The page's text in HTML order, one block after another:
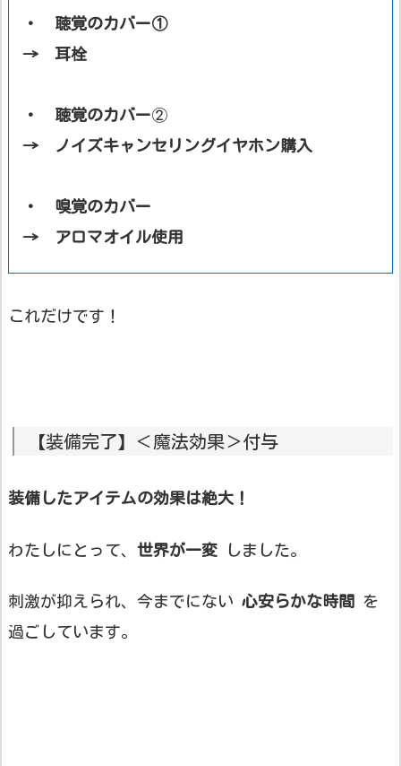
・ 聴覚のカバー①
→ 耳栓
・ 聴覚のカバー②
→ ノイズキャンセリングイヤホン購入
・ 嗅覚のカバー
→ アロマオイル使用
これだけです！
【装備完了】＜魔法効果＞付与
装備したアイテムの効果は絶大！
わたしにとって、 世界が一変 しました。
刺激が抑えられ、今までにない 心安らかな時間
を
過ごしています。